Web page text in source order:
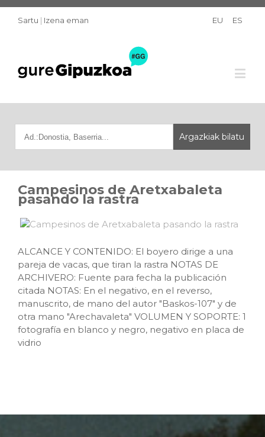
Sartu | Izena eman EU ES
Campesinos de Aretxabaleta
pasando la rastra
ALCANCE Y CONTENIDO: El boyero dirige a una
pareja de vacas, que tiran la rastra NOTAS DE
ARCHIVERO: Fuente para fecha la publicación
citada NOTAS: En el negativo, en el reverso,
manuscrito, de mano del autor "Baskos-107" y de
otra mano "Arechavaleta" VOLUMEN Y SOPORTE: 1
fotografía en blanco y negro, negativo en placa de
vidrio